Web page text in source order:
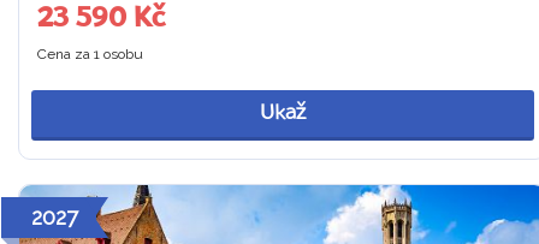
23 590 Kč
Cena za 1 osobu
Ukaž
2027